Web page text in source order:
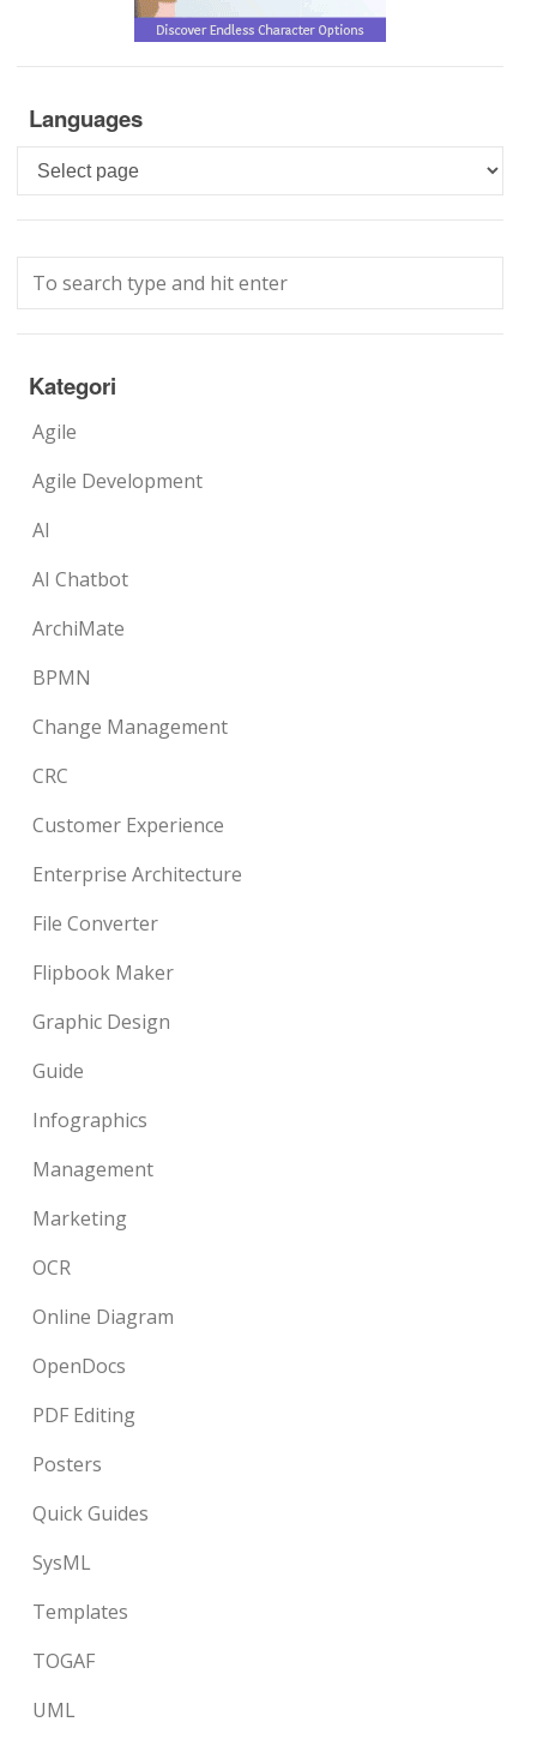
Languages
Languages
Kategori
Agile
Agile Development
AI
AI Chatbot
ArchiMate
BPMN
Change Management
CRC
Customer Experience
Enterprise Architecture
File Converter
Flipbook Maker
Graphic Design
Guide
Infographics
Management
Marketing
OCR
Online Diagram
OpenDocs
PDF Editing
Posters
Quick Guides
SysML
Templates
TOGAF
UML